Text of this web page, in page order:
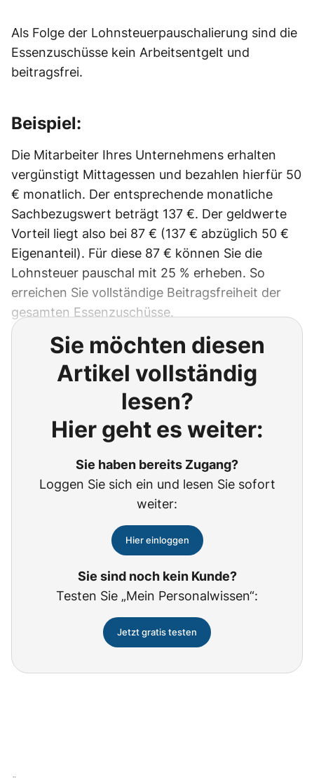
Als Folge der Lohnsteuerpauschalierung sind die
Essenzuschüsse kein Arbeitsentgelt und
beitragsfrei.
Beispiel:
Die Mitarbeiter Ihres Unternehmens erhalten
vergünstigt Mittagessen und bezahlen hierfür 50
€ monatlich. Der entsprechende monatliche
Sachbezugswert beträgt 137 €. Der geldwerte
Vorteil liegt also bei 87 € (137 € abzüglich 50 €
Eigenanteil). Für diese 87 € können Sie die
Lohnsteuer pauschal mit 25 % erheben. So
erreichen Sie vollständige Beitragsfreiheit der
gesamten Essenzuschüsse.
Sie möchten diesen
Artikel vollständig
lesen?
Hier geht es weiter:
Sie haben bereits Zugang?
Loggen Sie sich ein und lesen Sie sofort
weiter:
Hier einloggen
Sie sind noch kein Kunde?
Testen Sie „Mein Personalwissen“:
Jetzt gratis testen